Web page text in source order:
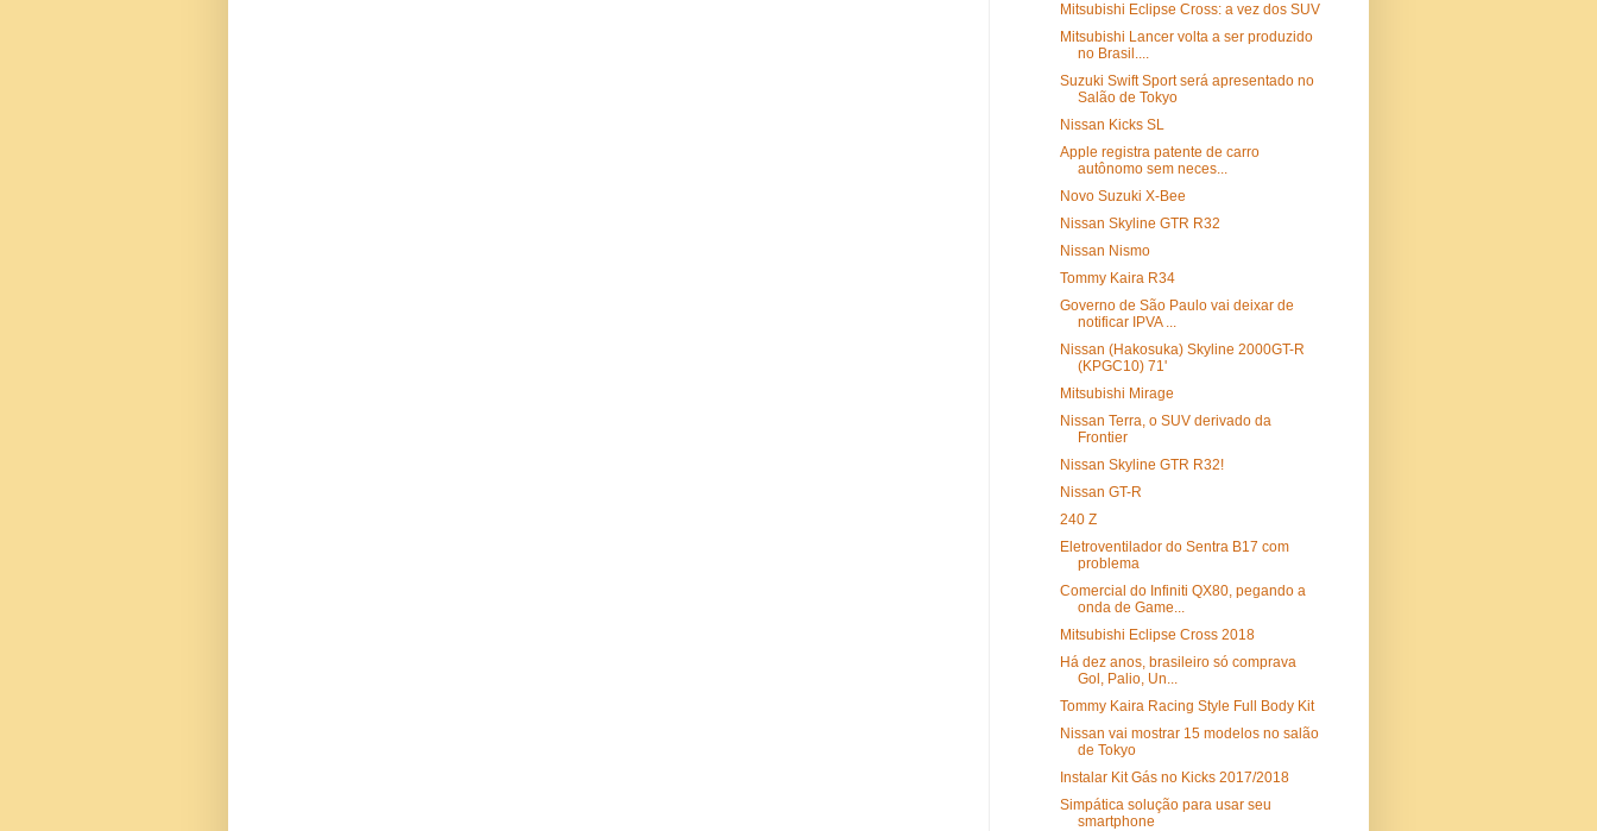
Mitsubishi Eclipse Cross: a vez dos SUV
Mitsubishi Lancer volta a ser produzido
no Brasil....
Suzuki Swift Sport será apresentado no
Salão de Tokyo
Nissan Kicks SL
Apple registra patente de carro
autônomo sem neces...
Novo Suzuki X-Bee
Nissan Skyline GTR R32
Nissan Nismo
Tommy Kaira R34
Governo de São Paulo vai deixar de
notificar IPVA ...
Nissan (Hakosuka) Skyline 2000GT-R
(KPGC10) 71'
Mitsubishi Mirage
Nissan Terra, o SUV derivado da
Frontier
Nissan Skyline GTR R32!
Nissan GT-R
240 Z
Eletroventilador do Sentra B17 com
problema
Comercial do Infiniti QX80, pegando a
onda de Game...
Mitsubishi Eclipse Cross 2018
Há dez anos, brasileiro só comprava
Gol, Palio, Un...
Tommy Kaira Racing Style Full Body Kit
Nissan vai mostrar 15 modelos no salão
de Tokyo
Instalar Kit Gás no Kicks 2017/2018
Simpática solução para usar seu
smartphone